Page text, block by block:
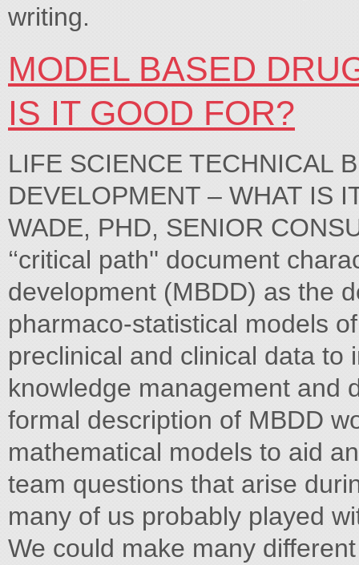
writing.
MODEL BASED
IS IT GOOD FOR?
LIFE SCIENCE TECHNICAL
DEVELOPMENT – WHAT IS
WADE, PHD, SENIOR
‘‘critical path'' document
development (MBDD) as the
pharmaco-statistical models
preclinical and clinical data to
knowledge management and
formal description of MBDD
mathematical models to aid
team questions that arise
many of us probably played
We could make many